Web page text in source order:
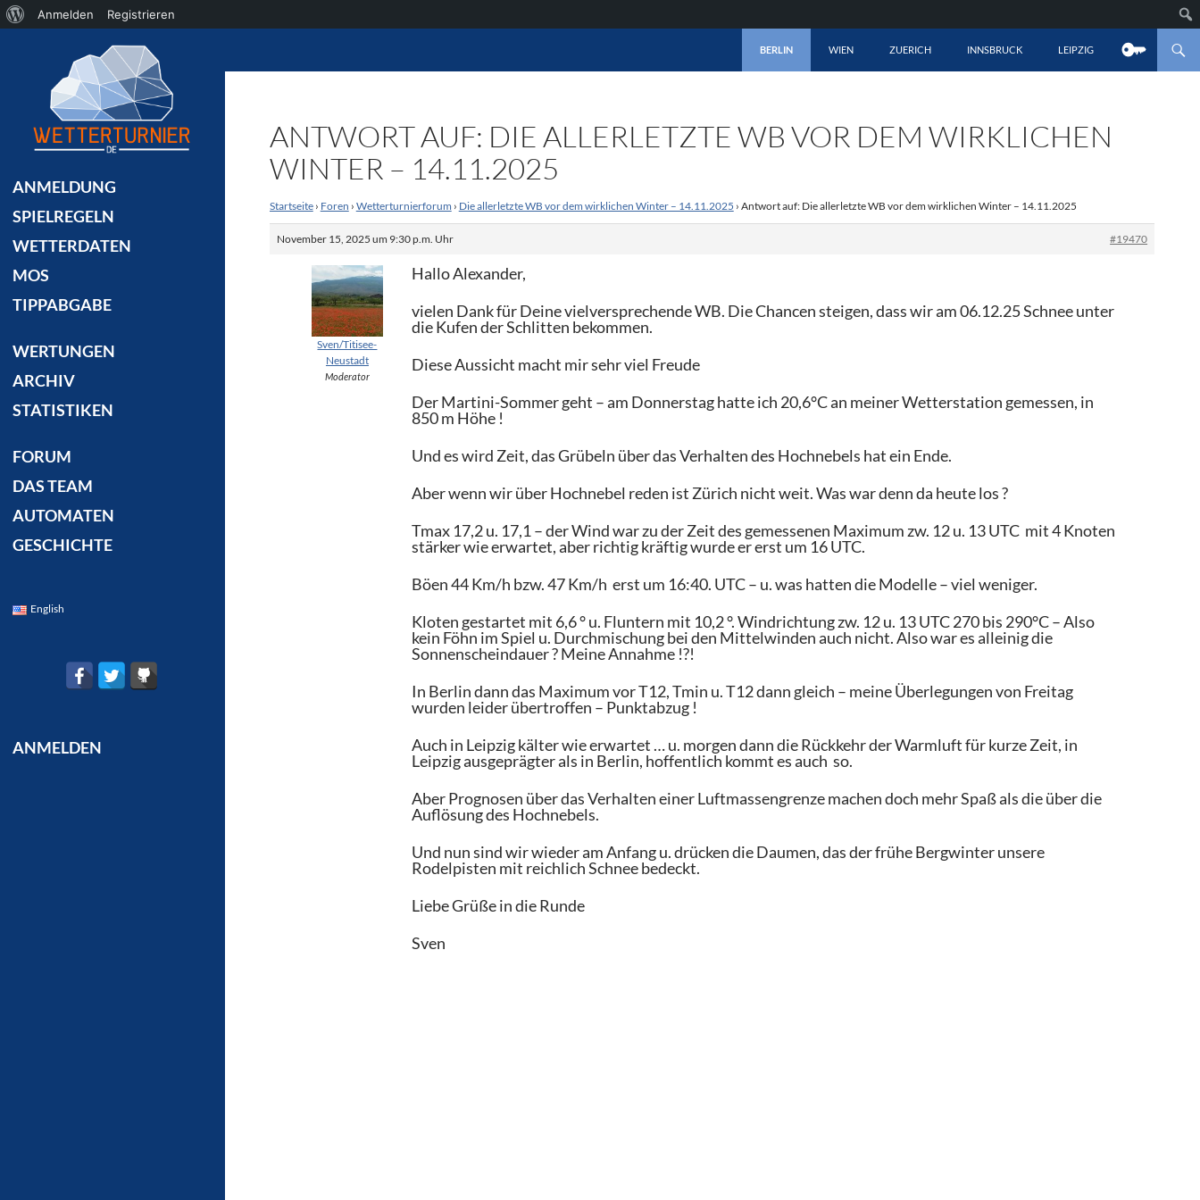
BERLIN
WIEN ZUERICH INNSBRUCK LEIPZIG
ANTWORT AUF: DIE ALLERLETZTE WB VOR DEM WIRKLICHEN
WINTER – 14.11.2025
Startseite › Foren › Wetterturnierforum › Die allerletzte WB vor dem wirklichen Winter – 14.11.2025 › Antwort auf: Die allerletzte WB vor dem wirklichen Winter – 14.11.2025
November 15, 2025 um 9:30 p.m. Uhr #19470
Sven/Titisee-
Neustadt
Moderator
Hallo Alexander,
vielen Dank für Deine vielversprechende WB. Die Chancen steigen, dass wir am 06.12.25 Schnee unter
die Kufen der Schlitten bekommen.
Diese Aussicht macht mir sehr viel Freude
Der Martini-Sommer geht – am Donnerstag hatte ich 20,6°C an meiner Wetterstation gemessen, in
850 m Höhe !
Und es wird Zeit, das Grübeln über das Verhalten des Hochnebels hat ein Ende.
Aber wenn wir über Hochnebel reden ist Zürich nicht weit. Was war denn da heute los ?
Tmax 17,2 u. 17,1 – der Wind war zu der Zeit des gemessenen Maximum zw. 12 u. 13 UTC mit 4 Knoten
stärker wie erwartet, aber richtig kräftig wurde er erst um 16 UTC.
Böen 44 Km/h bzw. 47 Km/h erst um 16:40. UTC – u. was hatten die Modelle – viel weniger.
Kloten gestartet mit 6,6 ° u. Fluntern mit 10,2 °. Windrichtung zw. 12 u. 13 UTC 270 bis 290°C – Also
kein Föhn im Spiel u. Durchmischung bei den Mittelwinden auch nicht. Also war es alleinig die
Sonnenscheindauer ? Meine Annahme !?!
In Berlin dann das Maximum vor T12, Tmin u. T12 dann gleich – meine Überlegungen von Freitag
wurden leider übertroffen – Punktabzug !
Auch in Leipzig kälter wie erwartet … u. morgen dann die Rückkehr der Warmluft für kurze Zeit, in
Leipzig ausgeprägter als in Berlin, hoffentlich kommt es auch so.
Aber Prognosen über das Verhalten einer Luftmassengrenze machen doch mehr Spaß als die über die
Auflösung des Hochnebels.
Und nun sind wir wieder am Anfang u. drücken die Daumen, das der frühe Bergwinter unsere
Rodelpisten mit reichlich Schnee bedeckt.
Liebe Grüße in die Runde
Sven
ANMELDUNG
SPIELREGELN
WETTERDATEN
MOS
TIPPABGABE
WERTUNGEN
ARCHIV
STATISTIKEN
FORUM
DAS TEAM
AUTOMATEN
GESCHICHTE
English
ANMELDEN
Über
Anmelden Registrieren